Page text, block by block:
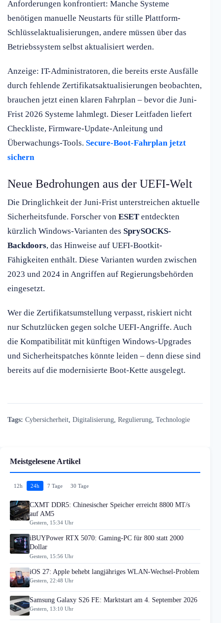
Anforderungen konfrontiert: Manche Systeme
benötigen manuelle Neustarts für stille Plattform-
Schlüsselaktualisierungen, andere müssen über das
Betriebssystem selbst aktualisiert werden.
Anzeige: IT-Administratoren, die bereits erste Ausfälle
durch fehlende Zertifikatsaktualisierungen beobachten,
brauchen jetzt einen klaren Fahrplan – bevor die Juni-
Frist 2026 Systeme lahmlegt. Dieser Leitfaden liefert
Checkliste, Firmware-Update-Anleitung und
Überwachungs-Tools. Secure-Boot-Fahrplan jetzt
sichern
Neue Bedrohungen aus der UEFI-Welt
Die Dringlichkeit der Juni-Frist unterstreichen aktuelle
Sicherheitsfunde. Forscher von ESET entdeckten
kürzlich Windows-Varianten des SprySOCKS-
Backdoors, das Hinweise auf UEFI-Bootkit-
Fähigkeiten enthält. Diese Varianten wurden zwischen
2023 und 2024 in Angriffen auf Regierungsbehörden
eingesetzt.
Wer die Zertifikatsumstellung verpasst, riskiert nicht
nur Schutzlücken gegen solche UEFI-Angriffe. Auch
die Kompatibilität mit künftigen Windows-Upgrades
und Sicherheitspatches könnte leiden – denn diese sind
bereits auf die modernisierte Boot-Kette ausgelegt.
Tags: Cybersicherheit Digitalisierung Regulierung Technologie
Meistgelesene Artikel
12h 24h 7 Tage 30 Tage
CXMT DDR5: Chinesischer Speicher erreicht 8800 MT/s
auf AM5
Gestern, 15:34 Uhr
iBUYPower RTX 5070: Gaming-PC für 800 statt 2000
Dollar
Gestern, 15:56 Uhr
iOS 27: Apple behebt langjähriges WLAN-Wechsel-Problem
Gestern, 22:48 Uhr
Samsung Galaxy S26 FE: Marktstart am 4. September 2026
Gestern, 13:10 Uhr